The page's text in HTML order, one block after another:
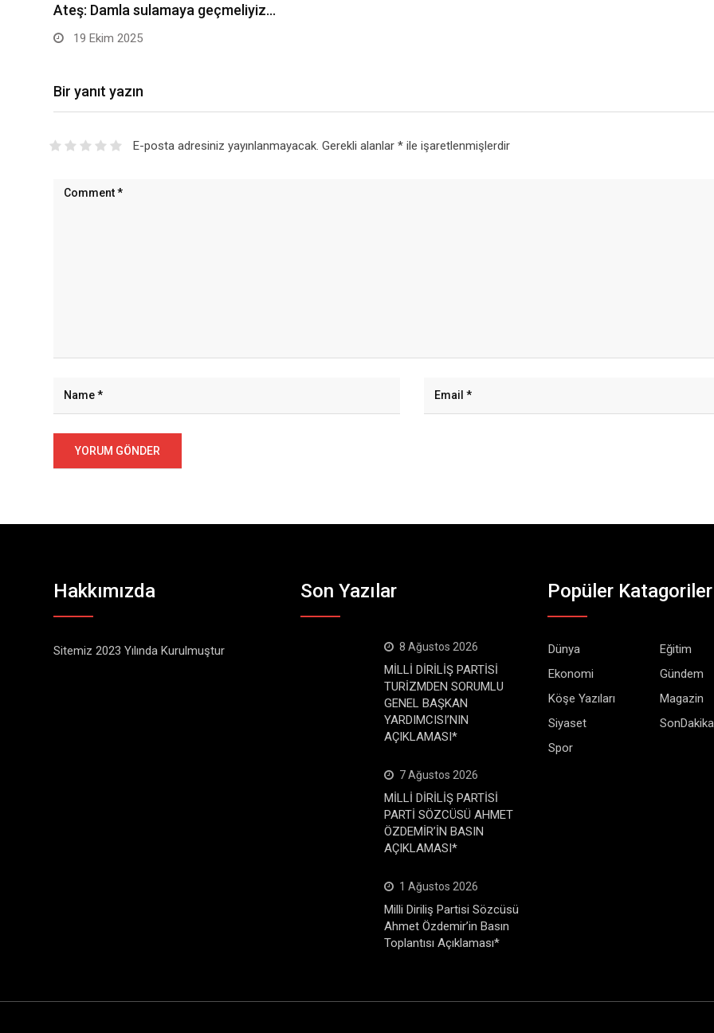
Ateş: Damla sulamaya geçmeliyiz…
19 Ekim 2025
Bir yanıt yazın
E-posta adresiniz yayınlanmayacak. Gerekli alanlar *ile işaretlenmişlerdir
Hakkımızda
Sitemiz 2023 Yılında Kurulmuştur
Son Yazılar
8 Ağustos 2026
MİLLİ DİRİLİŞ PARTİSİ
TURİZMDEN SORUMLU
GENEL BAŞKAN
YARDIMCISI’NIN
AÇIKLAMASI*
7 Ağustos 2026
MİLLİ DİRİLİŞ PARTİSİ
PARTİ SÖZCÜSÜ AHMET
ÖZDEMİR’İN BASIN
AÇIKLAMASI*
1 Ağustos 2026
Milli Diriliş Partisi Sözcüsü
Ahmet Özdemir’in Basın
Toplantısı Açıklaması*
Popüler Katagoriler
Dünya
Eğitim
Ekonomi
Gündem
Köşe Yazıları
Magazin
Siyaset
SonDakika
Spor